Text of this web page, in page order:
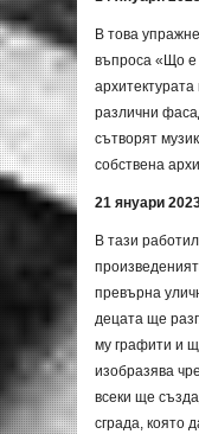
В това
въпроса «Що е
различни
сътворят
собствена
21 януари
В тази
превърна
децата ще
му графити и
изобразява
всеки ще
сграда, която